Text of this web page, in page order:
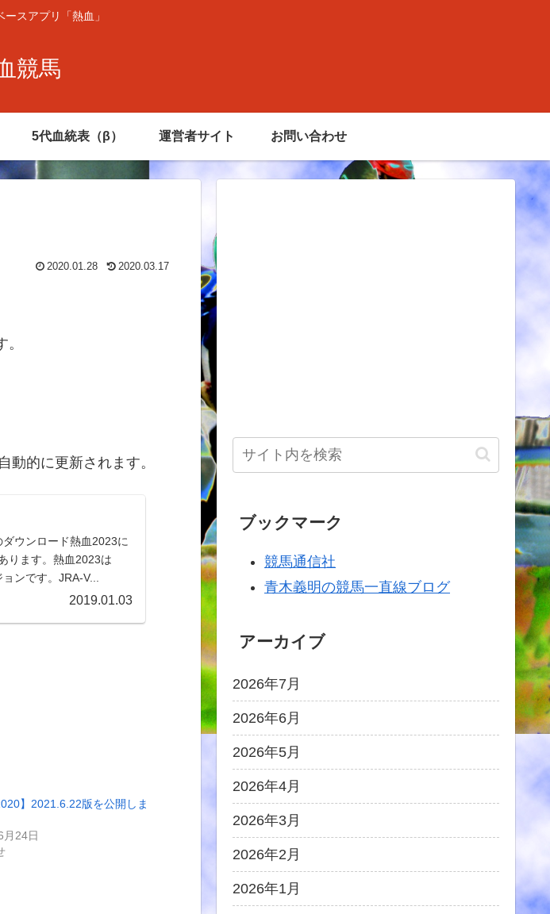
ースアプリ「熱血」
競馬
5代血統表（β） 運営者サイト お問い合わせ
2020.01.28 2020.03.17
動的に更新されます。
ウンロード熱血2023に
ります。熱血2023は
ンです。JRA-V...
2019.01.03
】2021.6.22版を公開しま
月24日
ブックマーク
競馬通信社
青木義明の競馬一直線ブログ
アーカイブ
2026年7月
2026年6月
2026年5月
2026年4月
2026年3月
2026年2月
2026年1月